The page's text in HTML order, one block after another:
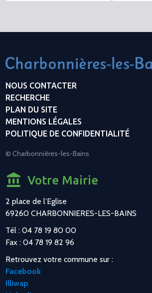
NOUS CONTACTER
RECHERCHE
PLAN DU SITE
MENTIONS LÉGALES
POLITIQUE DE CONFIDENTIALITÉ
© Charbonnières-les-Bains
Votre Mairie
2 place de l’Eglise
69260 CHARBONNIERES-LES-BAINS
Tél : 04 78 19 80 00
Fax : 04 78 19 82 96
Retrouvez votre commune sur :
Facebook
Illiwap